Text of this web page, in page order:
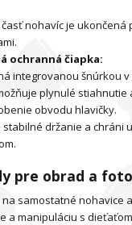
nohavíc je ukončená
ochranná čiapka:
integrovanou šnúrkou
plynulé stiahnutie
obvodu hlavičky.
stabilné držanie a chráni
pre obrad a
samostatné nohavice
a manipuláciu s